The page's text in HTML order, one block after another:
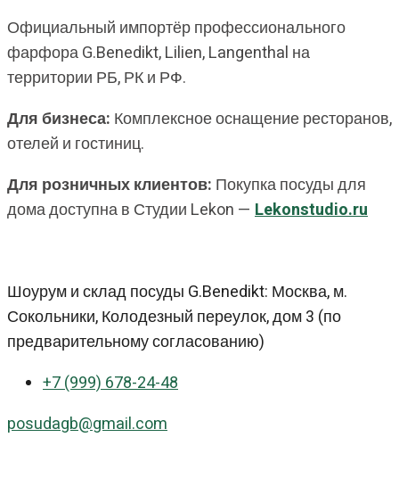
Официальный импортёр профессионального
фарфора G.Benedikt, Lilien, Langenthal на
территории РБ, РК и РФ.
Для бизнеса: Комплексное оснащение ресторанов,
отелей и гостиниц.
Для розничных клиентов: Покупка посуды для
дома доступна в Студии Lekon — Lekonstudio.ru
Шоурум и склад посуды G.Benedikt: Москва, м.
Сокольники, Колодезный переулок, дом 3 (по
предварительному согласованию)
+7 (999) 678-24-48
posudagb@gmail.com